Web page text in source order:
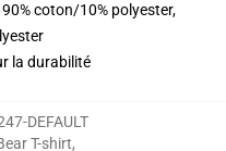
coton/10% polyester,
la durabilité
DEFAULT
T-shirt,